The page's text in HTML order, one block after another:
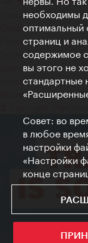
Контакт
Credits
Положение о
Terms of Use
Доступность
Контакты для прессы
Настройки файлов
необходимы
оптимальный
страниц и
содержимое
вы этого не
стандартные
Совет: во
в любое
настройки
«Настройки
конце